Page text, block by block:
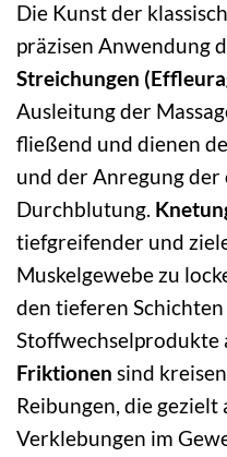
Die Kunst der
präzisen Anwendung
Streichungen
Ausleitung der
fließend und dienen
und der Anregung
Durchblutung.
tiefgreifender und
Muskelgewebe zu
den tieferen
Friktionen sind
Reibungen, die
Verklebungen im